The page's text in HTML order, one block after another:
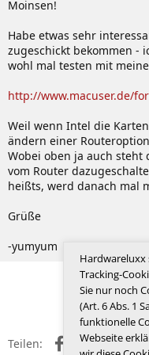
Moinsen!
Habe etwas sehr
zugeschickt bekommen -
wohl mal testen mit
http://www.macuser.de/
Weil wenn Intel die
ändern einer
Wobei oben ja auch steht
vom Router
heißts, werd danach mal
Grüße
-yumyum
1 von 2
Teilen: FacebookX (Twitter)
Hardwareluxx
Tracking-
Sie nur noch
(Art. 6 Abs. 1
funktionelle
Webseite